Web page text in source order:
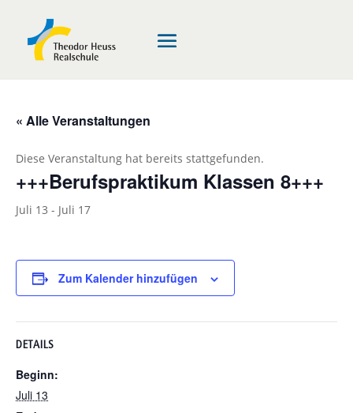
« Alle Veranstaltungen
Diese Veranstaltung hat bereits stattgefunden.
+++Berufspraktikum Klassen 8+++
Juli 13 - Juli 17
Zum Kalender hinzufügen
DETAILS
Beginn:
Juli 13